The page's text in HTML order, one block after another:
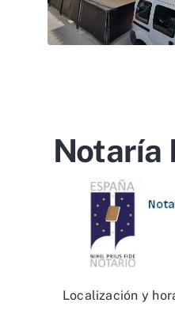
Notaría
Localización y